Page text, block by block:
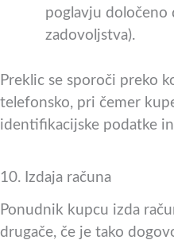
poglavju določeno
zadovoljstva).
Preklic se sporoči preko
telefonsko, pri čemer
identifikacijske podatke
10. Izdaja računa
Ponudnik kupcu izda
drugače, če je tako